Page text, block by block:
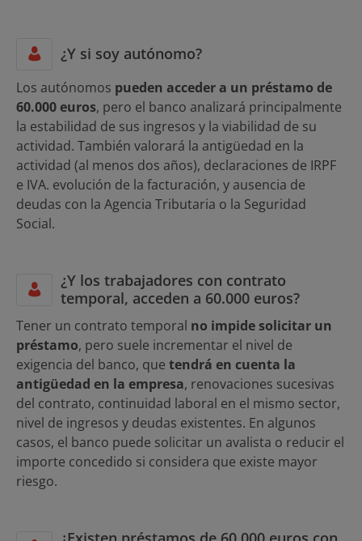
¿Y si soy autónomo?
Los autónomos pueden acceder a un préstamo de
60.000 euros, pero el banco analizará principalmente
la estabilidad de sus ingresos y la viabilidad de su
actividad. También valorará la antigüedad en la
actividad (al menos dos años), declaraciones de IRPF
e IVA. evolución de la facturación, y ausencia de
deudas con la Agencia Tributaria o la Seguridad
Social.
¿Y los trabajadores con contrato
temporal, acceden a 60.000 euros?
Tener un contrato temporal no impide solicitar un
préstamo, pero suele incrementar el nivel de
exigencia del banco, que tendrá en cuenta la
antigüedad en la empresa, renovaciones sucesivas
del contrato, continuidad laboral en el mismo sector,
nivel de ingresos y deudas existentes. En algunos
casos, el banco puede solicitar un avalista o reducir el
importe concedido si considera que existe mayor
riesgo.